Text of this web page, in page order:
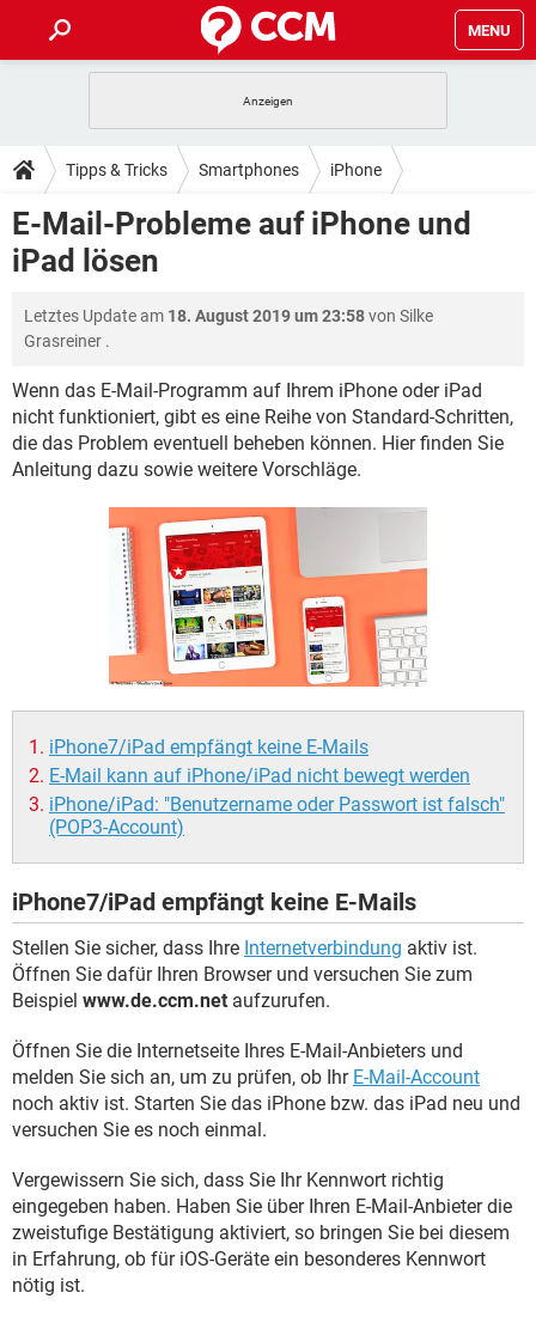
MENU
ANDROID IOS
WINDOWS 10 INSTAGRAM
WHATSAPP
TIPPS & TRICKS
SPIELE STREAMING
ANDROID IOS
WHATSAPP TIKTOK
DOWNLOADS
SPIELE
WINDOWS 10
WHATSAPP TIKTOK
FACEBOOK HARDWARE
FORUM
SPIELE STREAMING
WINDOWS 10 INSTAGRAM
WHATSAPP TIKTOK
FACEBOOK HARDWARE
LEXIKON
SPIELE STREAMING
ANDROID IOS
WINDOWS 10 INSTAGRAM
HARDWARE
Tipps & Tricks Smartphones iPhone
E-Mail-Probleme auf iPhone und
iPad lösen
Letztes Update am 18. August 2019 um 23:58von Silke
Grasreiner .
Wenn das E-Mail-Programm auf Ihrem iPhone oder iPad
nicht funktioniert, gibt es eine Reihe von Standard-Schritten,
die das Problem eventuell beheben können. Hier finden Sie
Anleitung dazu sowie weitere Vorschläge.
iPhone7/iPad empfängt keine E-Mails
E-Mail kann auf iPhone/iPad nicht bewegt werden
iPhone/iPad: "Benutzername oder Passwort ist falsch"
(POP3-Account)
iPhone7/iPad empfängt keine E-Mails
Stellen Sie sicher, dass Ihre Internetverbindung aktiv ist.
Öffnen Sie dafür Ihren Browser und versuchen Sie zum
Beispiel www.de.ccm.net aufzurufen.
Öffnen Sie die Internetseite Ihres E-Mail-Anbieters und
melden Sie sich an, um zu prüfen, ob Ihr E-Mail-Account
noch aktiv ist. Starten Sie das iPhone bzw. das iPad neu und
versuchen Sie es noch einmal.
Vergewissern Sie sich, dass Sie Ihr Kennwort richtig
eingegeben haben. Haben Sie über Ihren E-Mail-Anbieter die
zweistufige Bestätigung aktiviert, so bringen Sie bei diesem
in Erfahrung, ob für iOS-Geräte ein besonderes Kennwort
nötig ist.